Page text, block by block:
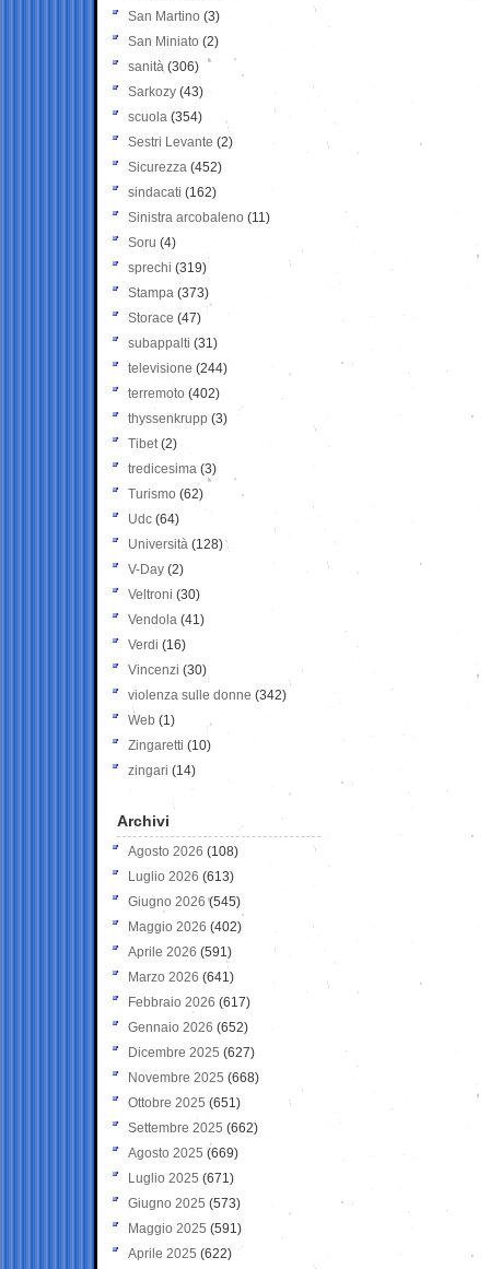
San Martino (3)
San Miniato (2)
sanità (306)
Sarkozy (43)
scuola (354)
Sestri Levante (2)
Sicurezza (452)
sindacati (162)
Sinistra arcobaleno (11)
Soru (4)
sprechi (319)
Stampa (373)
Storace (47)
subappalti (31)
televisione(244)
terremoto (402)
thyssenkrupp (3)
Tibet(2)
tredicesima (3)
Turismo (62)
Udc (64)
Università (128)
V-Day (2)
Veltroni (30)
Vendola (41)
Verdi (16)
Vincenzi (30)
violenza sulle donne (342)
Web (1)
Zingaretti (10)
zingari (14)
Archivi
Agosto 2026 (108)
Luglio 2026 (613)
Giugno 2026 (545)
Maggio 2026 (402)
Aprile 2026 (591)
Marzo 2026 (641)
Febbraio 2026 (617)
Gennaio 2026 (652)
Dicembre 2025 (627)
Novembre 2025 (668)
Ottobre 2025 (651)
Settembre 2025 (662)
Agosto 2025 (669)
Luglio 2025 (671)
Giugno 2025 (573)
Maggio 2025 (591)
Aprile 2025 (622)